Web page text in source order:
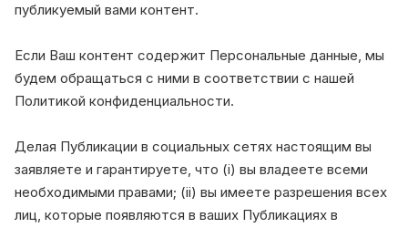
публикуемый вами контент.
Если Ваш контент содержит Персональные данные, мы
будем обращаться с ними в соответствии с нашей
Политикой конфиденциальности.
Делая Публикации в социальных сетях настоящим вы
заявляете и гарантируете, что (i) вы владеете всеми
необходимыми правами; (ii) вы имеете разрешения всех
лиц, которые появляются в ваших Публикациях в